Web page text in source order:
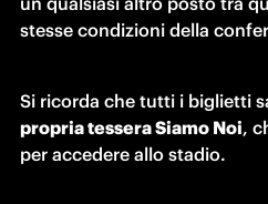
stesse condizioni della
Si ricorda che tutti i biglietti
propria tessera Siamo Noi,
per accedere allo stadio.